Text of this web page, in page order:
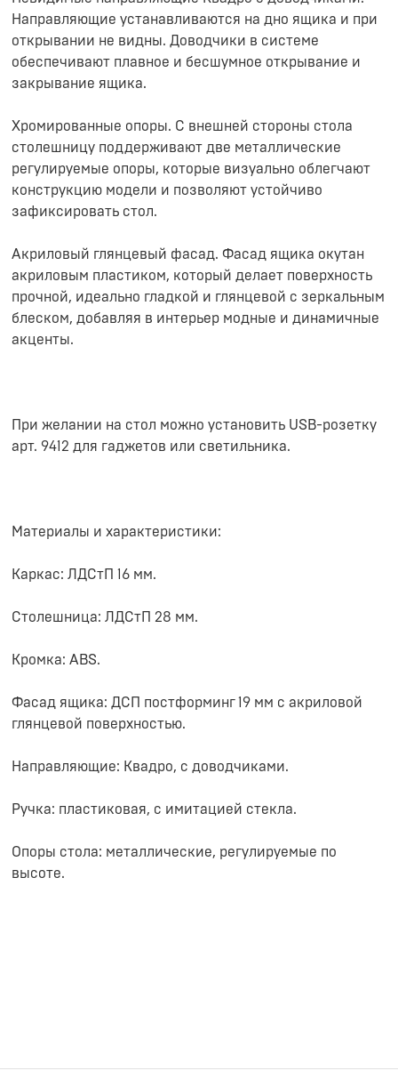
Направляющие устанавливаются на дно ящика и при
открывании не видны. Доводчики в системе
обеспечивают плавное и бесшумное открывание и
закрывание ящика.
Хромированные опоры. С внешней стороны стола
столешницу поддерживают две металлические
регулируемые опоры, которые визуально облегчают
конструкцию модели и позволяют устойчиво
зафиксировать стол.
Акриловый глянцевый фасад. Фасад ящика окутан
акриловым пластиком, который делает поверхность
прочной, идеально гладкой и глянцевой с зеркальным
блеском, добавляя в интерьер модные и динамичные
акценты.
При желании на стол можно установить USB-розетку
арт. 9412 для гаджетов или светильника.
Материалы и характеристики:
Каркас: ЛДСтП 16 мм.
Столешница: ЛДСтП 28 мм.
Кромка: ABS.
Фасад ящика: ДСП постформинг 19 мм с акриловой
глянцевой поверхностью.
Направляющие: Квадро, с доводчиками.
Ручка: пластиковая, с имитацией стекла.
Опоры стола: металлические, регулируемые по
высоте.